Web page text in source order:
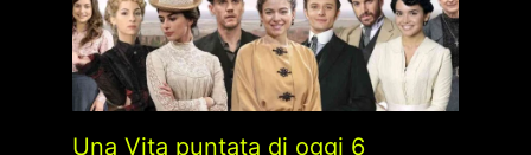
Una Vita puntata di oggi 6